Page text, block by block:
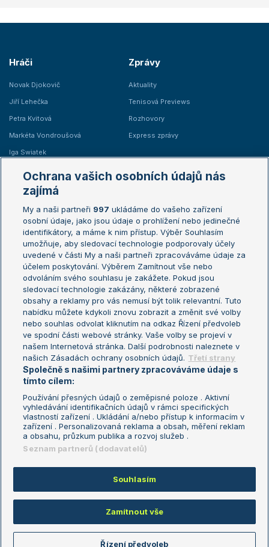
Hráči
Novak Djokovič
Jiří Lehečka
Petra Kvitová
Markéta Vondroušová
Iga Swiatek
Zprávy
Aktuality
Tenisová Previews
Rozhovory
Express zprávy
Žebříčky
Žebříček ATP (muži)
Žebříček WTA (ženy)
Sázkařský žebříček
Australian Open
French Open
Wimbledon
US Open
Turnaj mistrů
Turnaj mistryň
Aktualní trendy
Fotbalové přestupy
Livesport Daily
LS Prague Open
Podmínky užití
Nastavení soukromí
GDPR a žurnalistika
Reklama
Kontakt
Informace o zpracování osobních
údajů
Copyright © 2008-2026 TenisPortal.cz. Využíváme zpravodajství ČTK.
Ochrana vašich osobních údajů nás
zajímá
My a naši partneři 997 ukládáme do vašeho zařízení
osobní údaje, jako jsou údaje o prohlížení nebo jedinečné
identifikátory, a máme k nim přístup. Výběr Souhlasím
umožňuje, aby sledovací technologie podporovaly účely
uvedené v části My a naši partneři zpracováváme údaje za
účelem poskytování. Výběrem Zamítnout vše nebo
odvoláním svého souhlasu je zakážete. Pokud jsou
sledovací technologie zakázány, některé zobrazené
obsahy a reklamy pro vás nemusí být tolik relevantní. Tuto
nabídku můžete kdykoli znovu zobrazit a změnit své volby
nebo souhlas odvolat kliknutím na odkaz Řízení předvoleb
ve spodní části webové stránky. Vaše volby se projeví v
našem Internetová stránka. Další podrobnosti naleznete v
našich Zásadách ochrany osobních údajů. Třetí strany
Společně s našimi partnery zpracováváme údaje s
tímto cílem:
Používání přesných údajů o zeměpisné poloze . Aktivní
vyhledávání identifikačních údajů v rámci specifických
vlastností zařízení . Ukládání a/nebo přístup k informacím v
zařízení . Personalizovaná reklama a obsah, měření reklam
a obsahu, průzkum publika a rozvoj služeb .
Seznam partnerů (dodavatelů)
Souhlasím
Zamítnout vše
Řízení předvoleb